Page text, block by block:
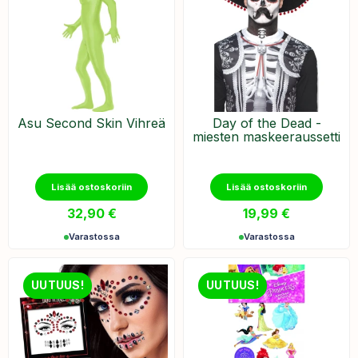
Asu Second Skin Vihreä
Lisää ostoskoriin
32,90 €
Varastossa
Day of the Dead -
miesten maskeeraussetti
Lisää ostoskoriin
19,99 €
Varastossa
UUTUUS! UUTUUS!